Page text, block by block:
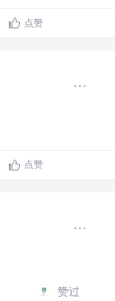
点赞
点赞
赞过